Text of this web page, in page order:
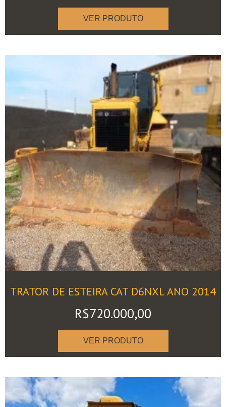
VER PRODUTO
TRATOR DE ESTEIRA CAT D6NXL ANO 2014
R$720.000,00
VER PRODUTO